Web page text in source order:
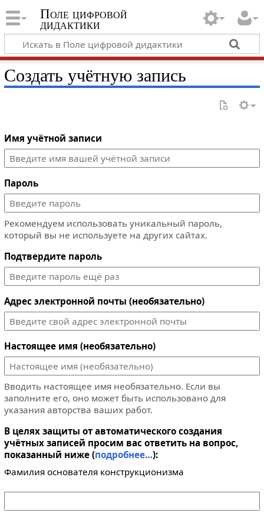
Поле цифровой
дидактики
Создать учётную запись
Имя учётной записи
Пароль
Рекомендуем использовать уникальный пароль,
который вы не используете на других сайтах.
Подтвердите пароль
Адрес электронной почты (необязательно)
Настоящее имя (необязательно)
Вводить настоящее имя необязательно. Если вы
заполните его, оно может быть использовано для
указания авторства ваших работ.
В целях защиты от автоматического создания
учётных записей просим вас ответить на вопрос,
показанный ниже (подробнее…):
Фамилия основателя конструкционизма